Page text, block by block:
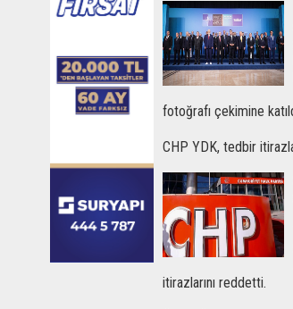
fotoğrafı çekimine
CHP YDK, tedbir
itirazlarını reddetti.